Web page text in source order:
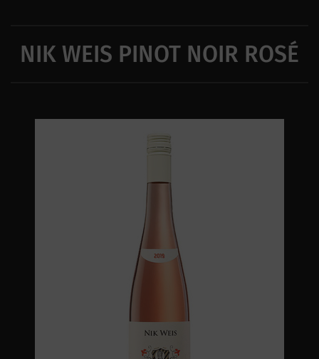
NIK WEIS PINOT NOIR ROSÉ